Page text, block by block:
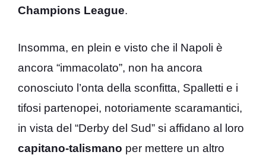
Champions League.
Insomma, en plein e visto che il Napoli è
ancora “immacolato”, non ha ancora
conosciuto l’onta della sconfitta, Spalletti e i
tifosi partenopei, notoriamente scaramantici,
in vista del “Derby del Sud” si affidano al loro
capitano-talismano per mettere un altro